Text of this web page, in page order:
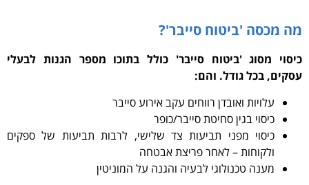
מה מכסה 'ביטוח סייבר'?
כיסוי מסוג 'ביטוח סייבר' כולל בתוכו מספר הגנות לבעלי
עסקים, בכל גודל. והם:
עלויות ואובדן רווחים עקב אירוע סייבר
כיסוי בגין סחיטת סייבר/כופר
כיסוי מפני תביעות צד שלישי, לרבות תביעות של ספקים
ולקוחות – לאחר פריצת אבטחה
מענה טכנולוגי לבעיה והגנה על המוניטין